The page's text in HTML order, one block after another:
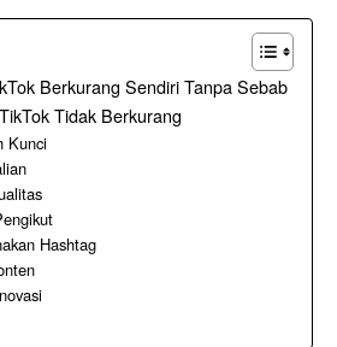
Berkurang Sendiri Tanpa Sebab
Tidak Berkurang
Kunci
Hashtag